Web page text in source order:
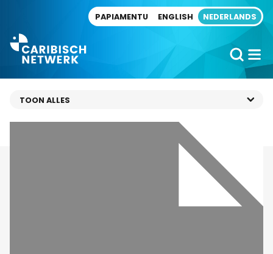
PAPIAMENTU ENGLISH NEDERLANDS